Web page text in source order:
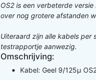
OS2 is een verbeterde
over nog grotere afstanden
Uiteraard zijn alle kabels
testrapportje aanwezig.
Omschrijving:
Kabel: Geel 9/125µ